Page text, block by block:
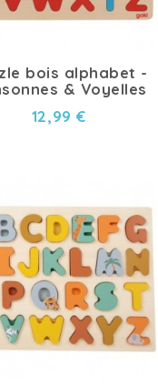
bois alphabet -
& Voyelles
12,99 €